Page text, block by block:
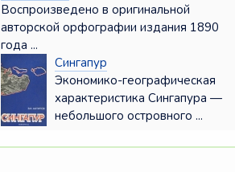
Воспроизведено в оригинальной
авторской орфографии издания 1890
года ...
Сингапур
Экономико-географическая
характеристика Сингапура —
небольшого островного ...